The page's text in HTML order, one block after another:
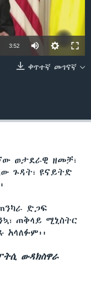
3:52
ቀጥተኛ መገናኛ
ወታደራዊ ዘመቻ፣
ጉዳት፣ ዩናይትድ
ድጋፍ
ጠቅላይ ሚኒስትር
ውዳክስዋራ